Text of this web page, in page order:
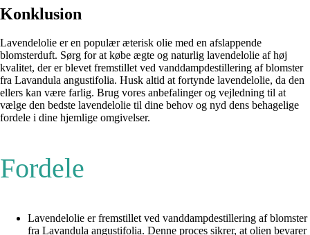
Konklusion
Lavendelolie er en populær æterisk olie med en afslappende
blomsterduft. Sørg for at købe ægte og naturlig lavendelolie af høj
kvalitet, der er blevet fremstillet ved vanddampdestillering af blomster
fra Lavandula angustifolia. Husk altid at fortynde lavendelolie, da den
ellers kan være farlig. Brug vores anbefalinger og vejledning til at
vælge den bedste lavendelolie til dine behov og nyd dens behagelige
fordele i dine hjemlige omgivelser.
Fordele
Lavendelolie er fremstillet ved vanddampdestillering af blomster
fra Lavandula angustifolia. Denne proces sikrer, at olien bevarer